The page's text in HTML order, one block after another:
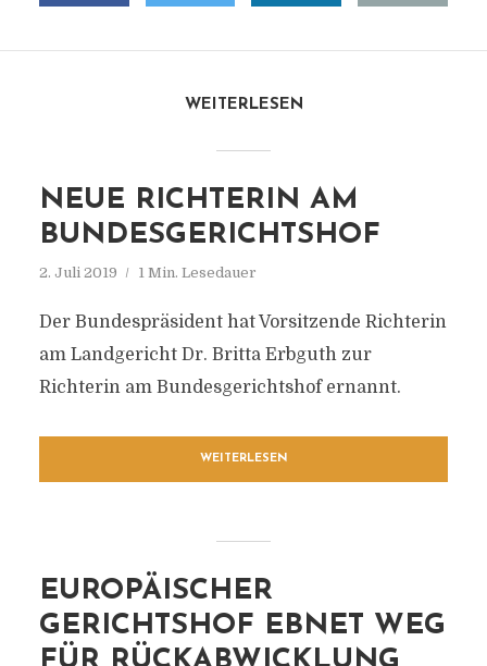
WEITERLESEN
NEUE RICHTERIN AM
BUNDESGERICHTSHOF
2. Juli 2019 1 Min. Lesedauer
Der Bundespräsident hat Vorsitzende Richterin
am Landgericht Dr. Britta Erbguth zur
Richterin am Bundesgerichtshof ernannt.
WEITERLESEN
EUROPÄISCHER
GERICHTSHOF EBNET WEG